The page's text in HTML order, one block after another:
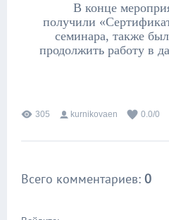
В конце
получили
семинара, также
продолжить работу в
305 kurnikovaen 0.0/0
Всего комментариев: 0